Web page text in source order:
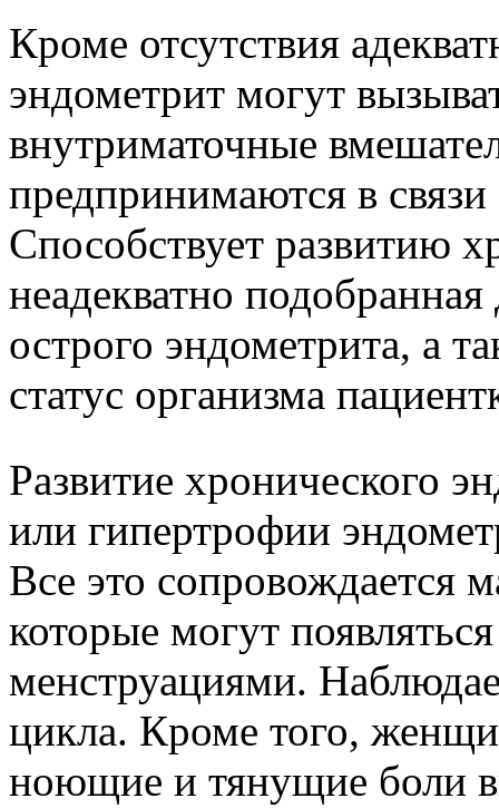
Кроме отсутствия
эндометрит могут
внутриматочные
предпринимаются в
Способствует развитию
неадекватно
острого эндометрита, а
статус организма
Развитие хронического
или гипертрофии
Все это сопровождается
которые могут
менструациями.
цикла. Кроме того,
ноющие и тянущие боли